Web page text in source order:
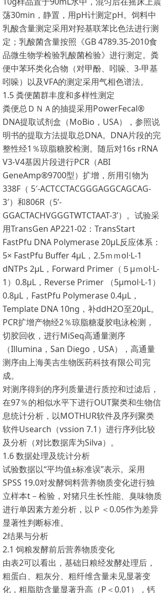
荡30min，静置，用pH计测定pH。饲料中
乳酸含量测定采用对羟基联苯比色法进行测
定；乳酸菌含量按照《GB 4789.35-2010食
品微生物学检验乳酸菌检验》进行测定。粪
便中苯环类化合物（对甲酚、吲哚、3-甲基
吲哚）以及VFA的测定采用气相色谱法。
1.5 粪便菌群丰度和多样性测定
粪便总ＤＮＡ的抽提采用PowerFecal®
DNA提取试剂盒（MoBio，USA），参照说
明书的提取方法提取总DNA。DNA片段的完
整性经1％琼脂糖胶检测。随后对16s rRNA
V3-V4基因片段进行PCR（ABI
GeneAmp®9700型）扩增，所用引物为
338F（ 5′-ACTCCTACGGGAGGCAGCAG-
3′）和806R（5’-
GGACTACHVGGGTWTCTAAT-3’）。试验采
用TransGen AP221-02：TransStart
FastPfu DNA Polymerase 20μL反应体系：
5× FastPfu Buffer 4μL，2.5ｍｍol·L-1
dNTPs 2μL，Forward Primer（５μｍol·L-
1）0.8μL，Reverse Primer （5μmol·L-1）
0.8μL，FastPfu Polymerase 0.4μL，
Template DNA 10ng，补ddH2O至20μL。
PCR扩增产物经2％琼脂糖凝胶电泳检测，
切胶回收，进行MiSeq高通量测序
（Illumina，San Diego，USA），高通量
测序由上海美吉生物医药科技有限公司完
成。
对测序得到的序列质量进行质控和过滤后，
在97％的相似水平下进行OUT聚类和生物信
息统计分析，以MOTHUR软件及序列聚类
软件Usearch（vssion 7.1）进行序列比较
及分析（对比数据库为Silva）。
1.6 数据处理及统计分析
试验数据以“平均值±标准误”表示。采用
SPSS 19.0对发酵饲料营养物质变化进行独
立样本t－检验，对猪只生长性能、臭味物质
进行单因素方差分析，以Ｐ＜0.05作为差异
显著性判断标准。
2结果与分析
2.1 饲粮发酵前后营养物质变化
由表2可以看出，基础日粮经发酵处理后，
粗蛋白、粗灰分、粗纤维含量未见显著变
化，粗脂肪含量显著升高（P＜0.01），钙